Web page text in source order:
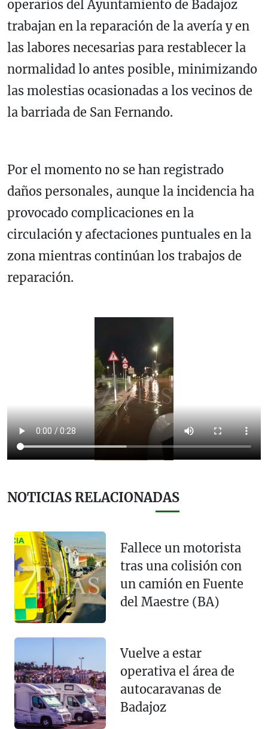
operarios del Ayuntamiento de Badajoz
trabajan en la reparación de la avería y en
las labores necesarias para restablecer la
normalidad lo antes posible, minimizando
las molestias ocasionadas a los vecinos de
la barriada de San Fernando.
Por el momento no se han registrado
daños personales, aunque la incidencia ha
provocado complicaciones en la
circulación y afectaciones puntuales en la
zona mientras continúan los trabajos de
reparación.
NOTICIAS RELACIONADAS
Fallece un motorista
tras una colisión con
un camión en Fuente
del Maestre (BA)
Vuelve a estar
operativa el área de
autocaravanas de
Badajoz